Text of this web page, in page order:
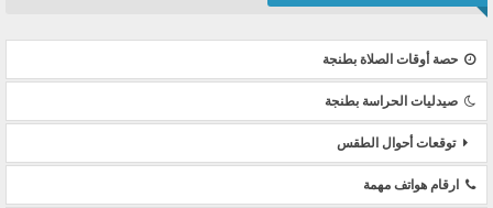
حصة أوقات الصلاة بطنجة
صيدليات الحراسة بطنجة
توقعات أحوال الطقس
ارقام هواتف مهمة